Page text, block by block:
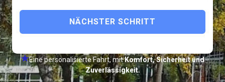
NÄCHSTER SCHRITT
Eine personalisierte Fahrt, mitKomfort, Sicherheit und
Zuverlässigkeit.